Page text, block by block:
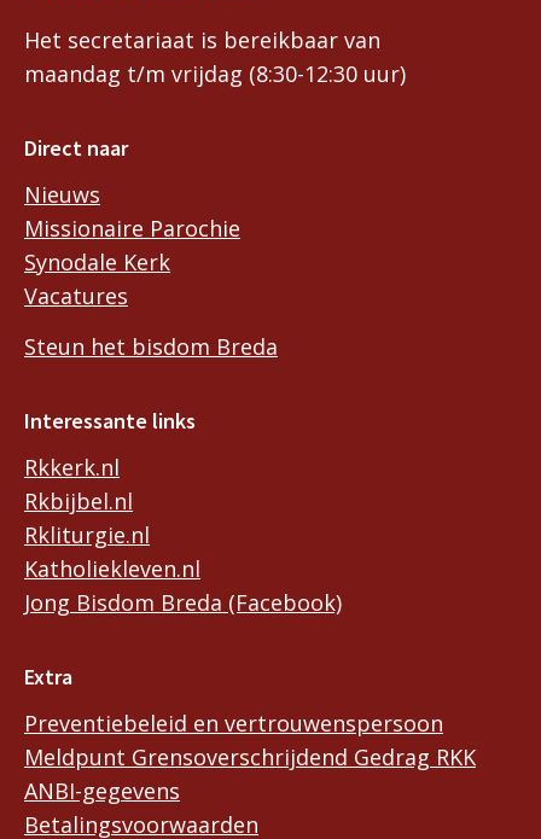
Het secretariaat is bereikbaar van
maandag t/m vrijdag (8:30-12:30 uur)
Direct naar
Nieuws
Missionaire Parochie
Synodale Kerk
Vacatures
Steun het bisdom Breda
Interessante links
Rkkerk.nl
Rkbijbel.nl
Rkliturgie.nl
Katholiekleven.nl
Jong Bisdom Breda (Facebook)
Extra
Preventiebeleid en vertrouwenspersoon
Meldpunt Grensoverschrijdend Gedrag RKK
ANBI-gegevens
Betalingsvoorwaarden